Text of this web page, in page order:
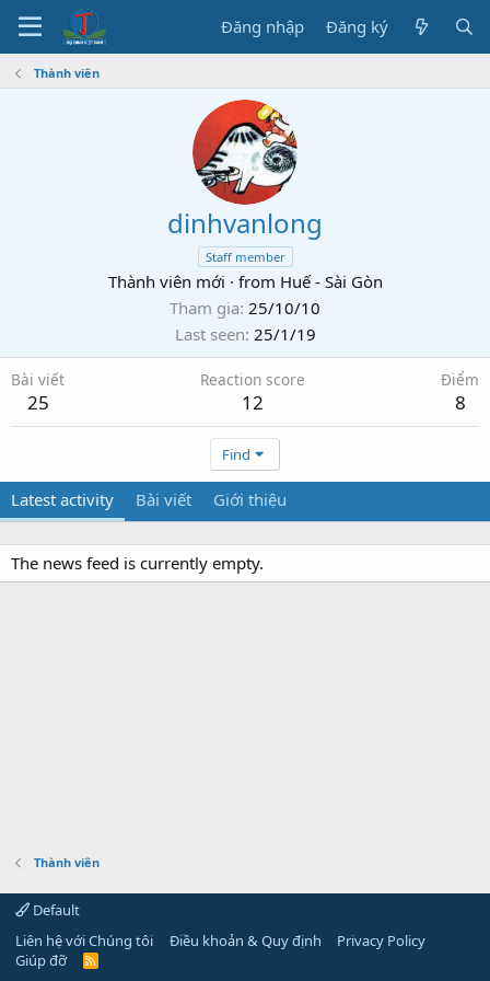
Đăng nhập Đăng ký
Thành viên
dinhvanlong
Staff member
Thành viên mới · from Huế - Sài Gòn
Tham gia 25/10/10
Last seen 25/1/19
Bài viết
25
Reaction score
12
Điểm
8
Find
Latest activity Bài viết Giới thiệu
The news feed is currently empty.
Thành viên
Default
Liên hệ với Chúng tôi
Điều khoản & Quy định
Privacy Policy
Giúp đỡ
R